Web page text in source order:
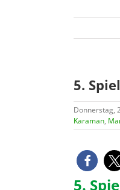
5.
Donnerstag,
Karaman,
5.